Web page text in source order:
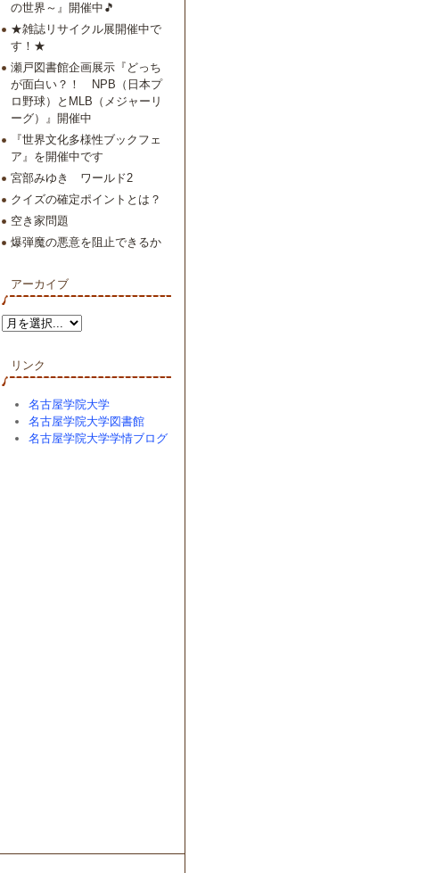
の世界～』開催中🎵
★雑誌リサイクル展開催中で
す！★
瀬戸図書館企画展示『どっち
が面白い？！ NPB（日本プ
ロ野球）とMLB（メジャーリ
ーグ）』開催中
『世界文化多様性ブックフェ
ア』を開催中です
宮部みゆき ワールド2
クイズの確定ポイントとは？
空き家問題
爆弾魔の悪意を阻止できるか
アーカイブ
リンク
名古屋学院大学
名古屋学院大学図書館
名古屋学院大学学情ブログ